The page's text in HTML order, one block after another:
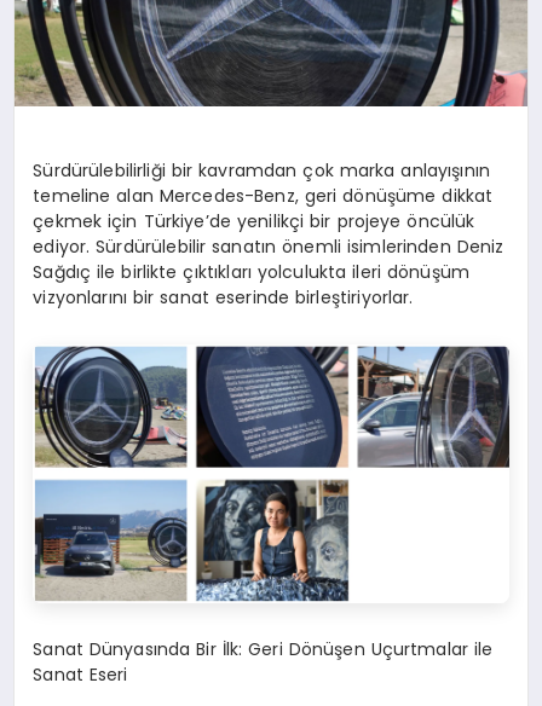
Sürdürülebilirliği bir kavramdan çok marka anlayışının
temeline alan Mercedes-Benz, geri dönüşüme dikkat
çekmek için Türkiye’de yenilikçi bir projeye öncülük
ediyor. Sürdürülebilir sanatın önemli isimlerinden Deniz
Sağdıç ile birlikte çıktıkları yolculukta ileri dönüşüm
vizyonlarını bir sanat eserinde birleştiriyorlar.
Sanat Dünyasında Bir İlk: Geri Dönüşen Uçurtmalar ile
Sanat Eseri